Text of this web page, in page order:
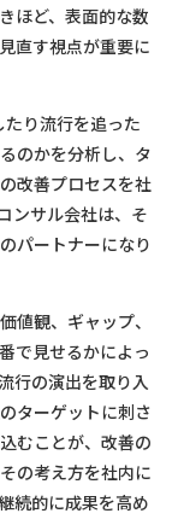
ほど、表面的な数
直す視点が重要に
り流行を追った
のかを分析し、タ
改善プロセスを社
ンサル会社は、そ
パートナーになり
値観、ギャップ、
で見せるかによっ
行の演出を取り入
ターゲットに刺さ
むことが、改善の
の考え方を社内に
続的に成果を高め